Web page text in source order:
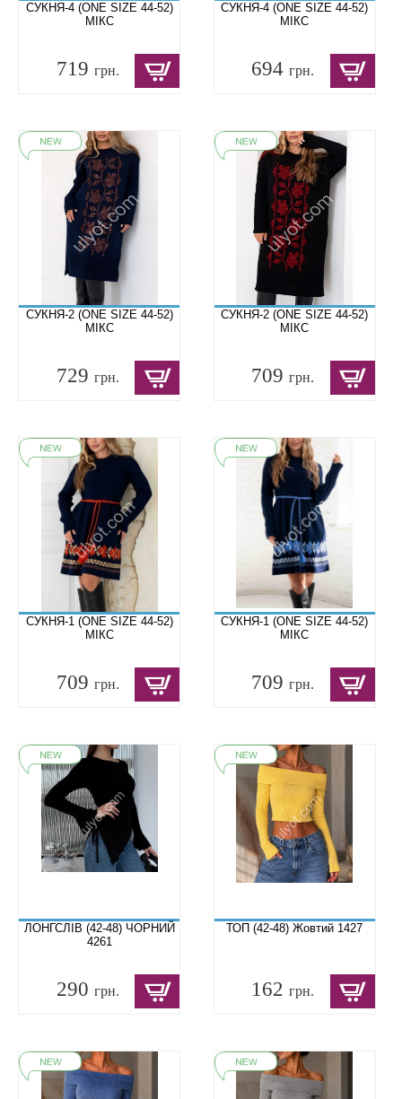
СУКНЯ-4 (ONE SIZE 44-52)
МІКС
719 грн.
СУКНЯ-4 (ONE SIZE 44-52)
МІКС
694грн.
СУКНЯ-2 (ONE SIZE 44-52)
МІКС
729 грн.
СУКНЯ-2 (ONE SIZE 44-52)
МІКС
709грн.
СУКНЯ-1 (ONE SIZE 44-52)
МІКС
709 грн.
СУКНЯ-1 (ONE SIZE 44-52)
МІКС
709грн.
ЛОНГСЛІВ (42-48) ЧОРНИЙ
4261
290 грн.
ТОП (42-48) Жовтий 1427
162грн.